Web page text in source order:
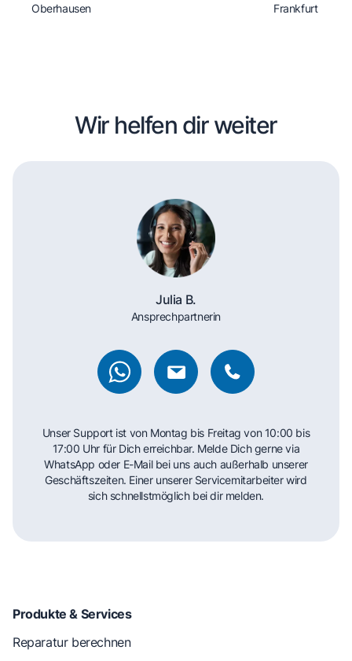
Oberhausen Frankfurt
Wir helfen dir weiter
Julia B.
Ansprechpartnerin
Unser Support ist von Montag bis Freitag von 10:00 bis
17:00 Uhr für Dich erreichbar. Melde Dich gerne via
WhatsApp oder E-Mail bei uns auch außerhalb unserer
Geschäftszeiten. Einer unserer Servicemitarbeiter wird
sich schnellstmöglich bei dir melden.
Produkte & Services
Reparatur berechnen